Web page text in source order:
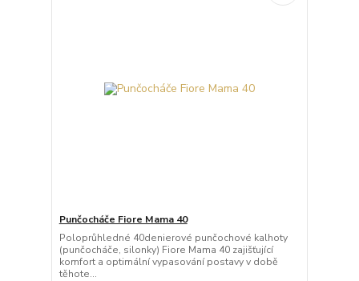
Punčocháče Fiore Mama 40
Poloprůhledné 40denierové punčochové kalhoty
(punčocháče, silonky) Fiore Mama 40 zajišťující
komfort a optimální vypasování postavy v době
těhote...